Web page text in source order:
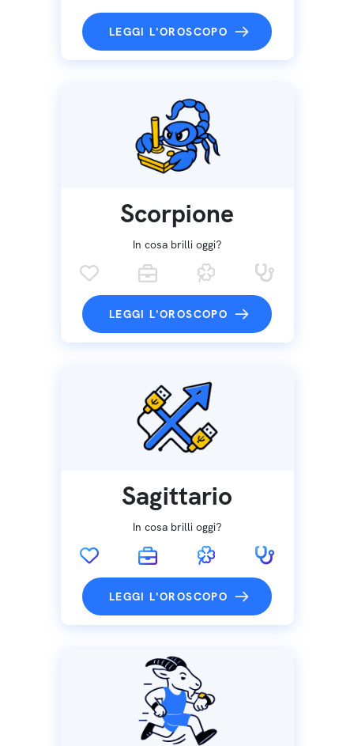
LEGGI L'OROSCOPO
Scorpione
In cosa brilli oggi?
LEGGI L'OROSCOPO
Sagittario
In cosa brilli oggi?
LEGGI L'OROSCOPO